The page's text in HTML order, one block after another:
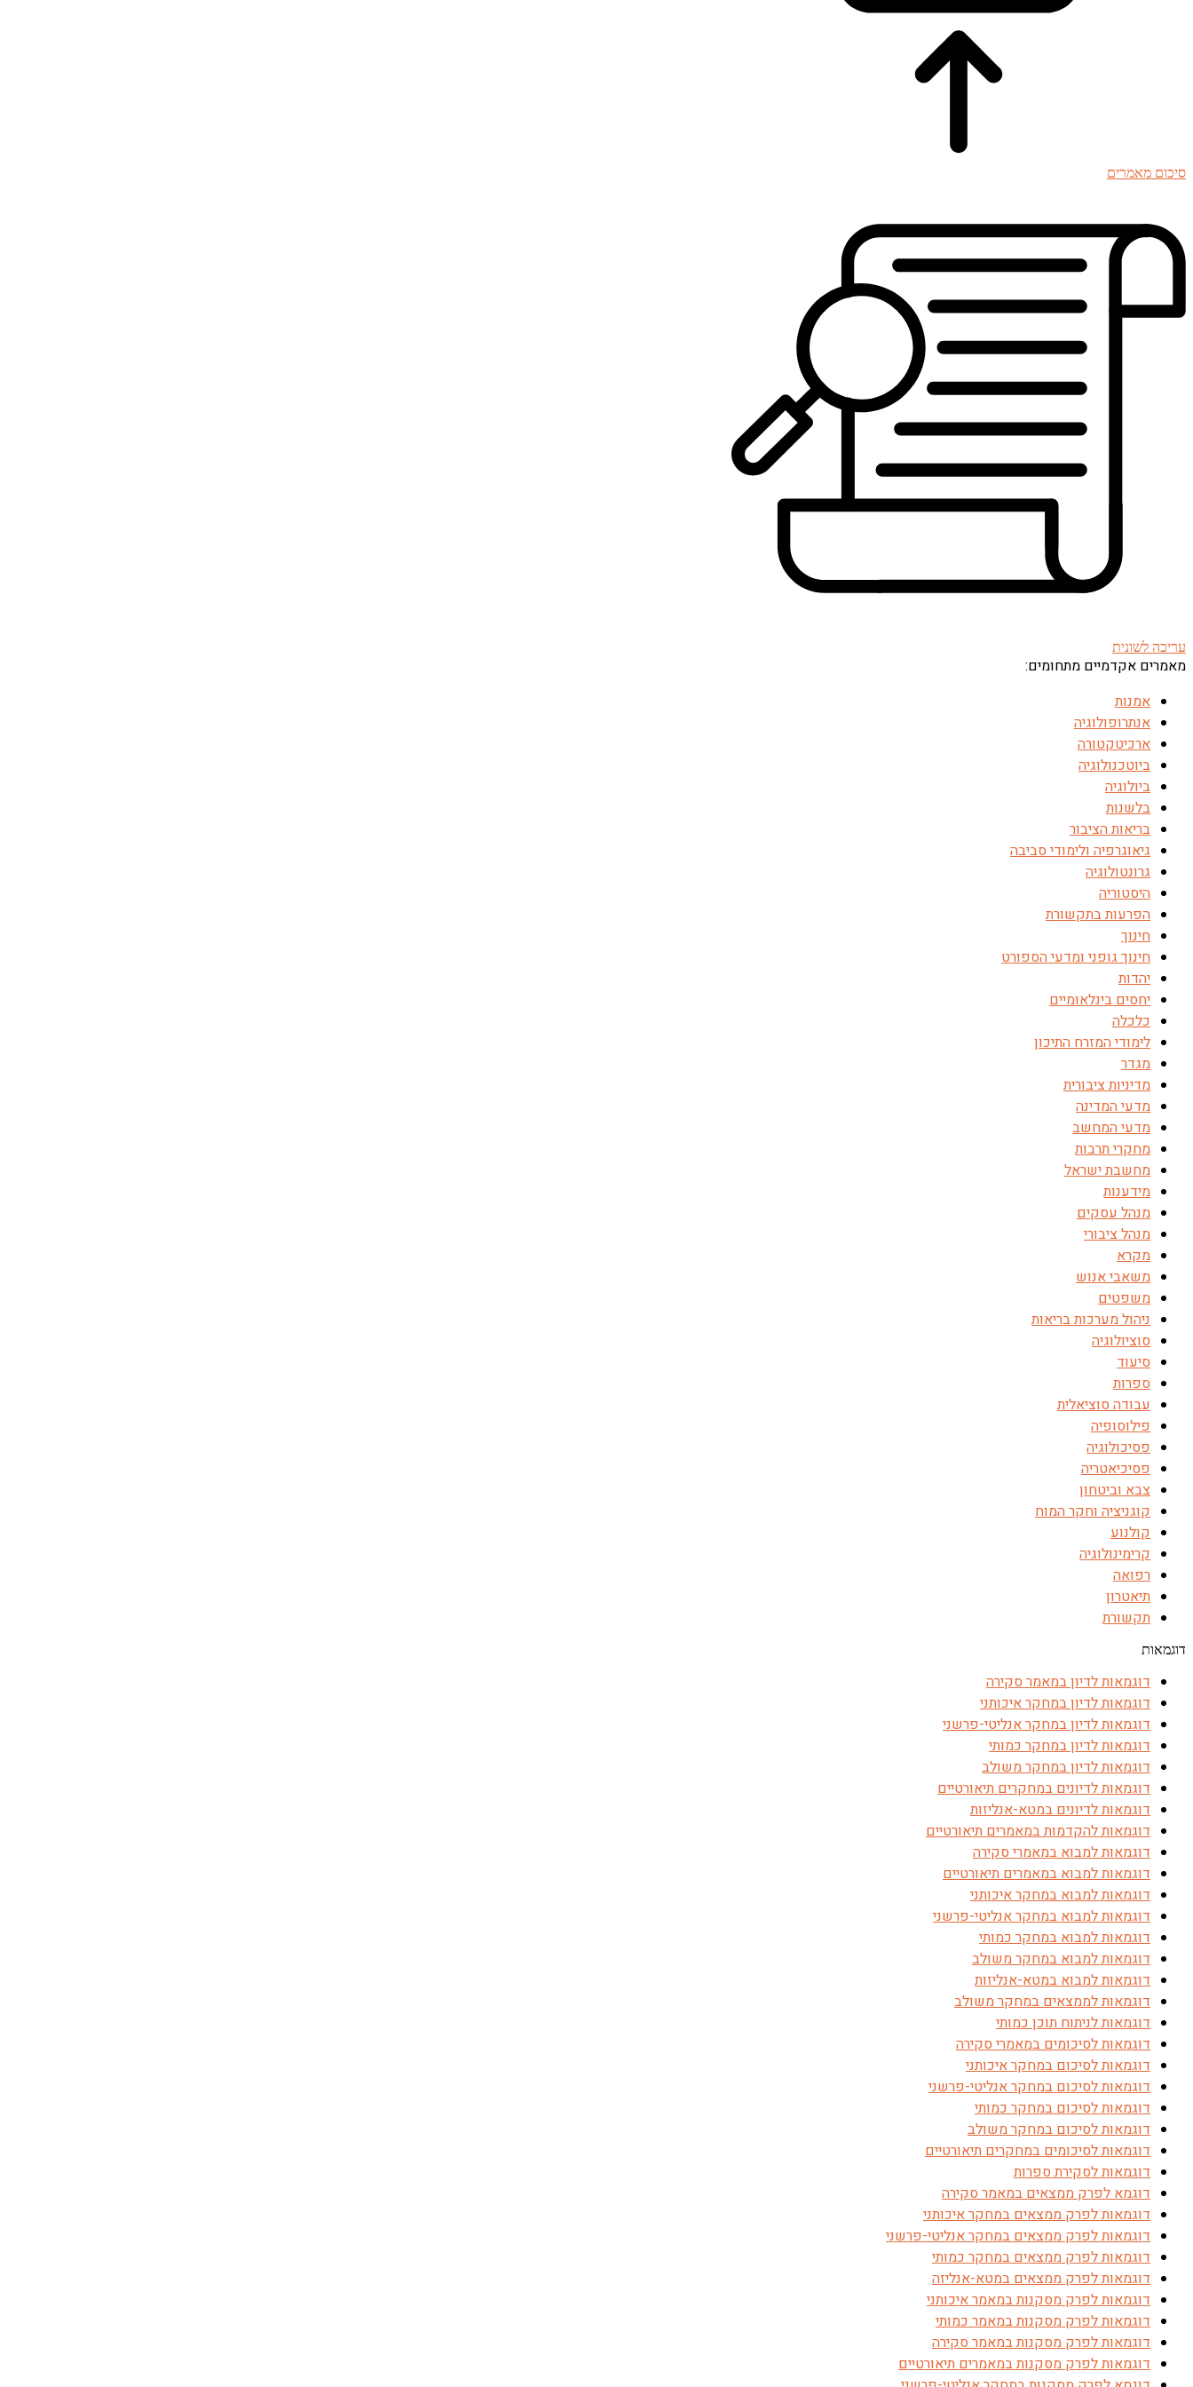
סיכום מאמרים
עריכה לשונית
מאמרים אקדמיים מתחומים:
אמנות
אנתרופולוגיה
ארכיטקטורה
ביוטכנולוגיה
ביולוגיה
בלשנות
בריאות הציבור
גיאוגרפיה ולימודי סביבה
גרונטולוגיה
היסטוריה
הפרעות בתקשורת
חינוך
חינוך גופני ומדעי הספורט
יהדות
יחסים בינלאומיים
כלכלה
לימודי המזרח התיכון
מגדר
מדיניות ציבורית
מדעי המדינה
מדעי המחשב
מחקרי תרבות
מחשבת ישראל
מידענות
מנהל עסקים
מנהל ציבורי
מקרא
משאבי אנוש
משפטים
ניהול מערכות בריאות
סוציולוגיה
סיעוד
ספרות
עבודה סוציאלית
פילוסופיה
פסיכולוגיה
פסיכיאטריה
צבא וביטחון
קוגניציה וחקר המוח
קולנוע
קרימינולוגיה
רפואה
תיאטרון
תקשורת
דוגמאות
דוגמאות לדיון במאמר סקירה
דוגמאות לדיון במחקר איכותני
דוגמאות לדיון במחקר אנליטי-פרשני
דוגמאות לדיון במחקר כמותי
דוגמאות לדיון במחקר משולב
דוגמאות לדיונים במחקרים תיאורטיים
דוגמאות לדיונים במטא-אנליזות
דוגמאות להקדמות במאמרים תיאורטיים
דוגמאות למבוא במאמרי סקירה
דוגמאות למבוא במאמרים תיאורטיים
דוגמאות למבוא במחקר איכותני
דוגמאות למבוא במחקר אנליטי-פרשני
דוגמאות למבוא במחקר כמותי
דוגמאות למבוא במחקר משולב
דוגמאות למבוא במטא-אנליזות
דוגמאות לממצאים במחקר משולב
דוגמאות לניתוח תוכן כמותי
דוגמאות לסיכומים במאמרי סקירה
דוגמאות לסיכום במחקר איכותני
דוגמאות לסיכום במחקר אנליטי-פרשני
דוגמאות לסיכום במחקר כמותי
דוגמאות לסיכום במחקר משולב
דוגמאות לסיכומים במחקרים תיאורטיים
דוגמאות לסקירת ספרות
דוגמא לפרק ממצאים במאמר סקירה
דוגמאות לפרק ממצאים במחקר איכותני
דוגמאות לפרק ממצאים במחקר אנליטי-פרשני
דוגמאות לפרק ממצאים במחקר כמותי
דוגמאות לפרק ממצאים במטא-אנליזה
דוגמאות לפרק מסקנות במאמר איכותני
דוגמאות לפרק מסקנות במאמר כמותי
דוגמאות לפרק מסקנות במאמר סקירה
דוגמאות לפרק מסקנות במאמרים תיאורטיים